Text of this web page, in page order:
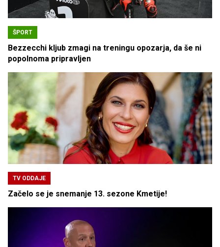
ŠPORT
Bezzecchi kljub zmagi na treningu opozarja, da še ni
popolnoma pripravljen
TV ODDAJE
Začelo se je snemanje 13. sezone Kmetije!